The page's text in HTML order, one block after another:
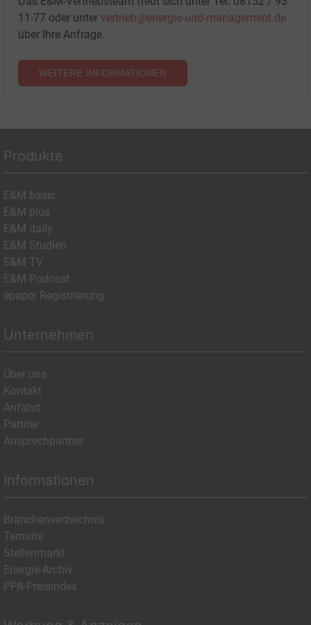
11-77 oder unter vertrieb@energie-und-management.de
über Ihre Anfrage.
WEITERE INFORMATIONEN
Produkte
E&M basic
E&M plus
E&M daily
E&M Studien
E&M TV
E&M Podcast
epaper Registrierung
Unternehmen
Über uns
Kontakt
Anfahrt
Partner
Ansprechpartner
Informationen
Branchenverzeichnis
Termine
Stellenmarkt
Energie-Archiv
PPA-Preisindex